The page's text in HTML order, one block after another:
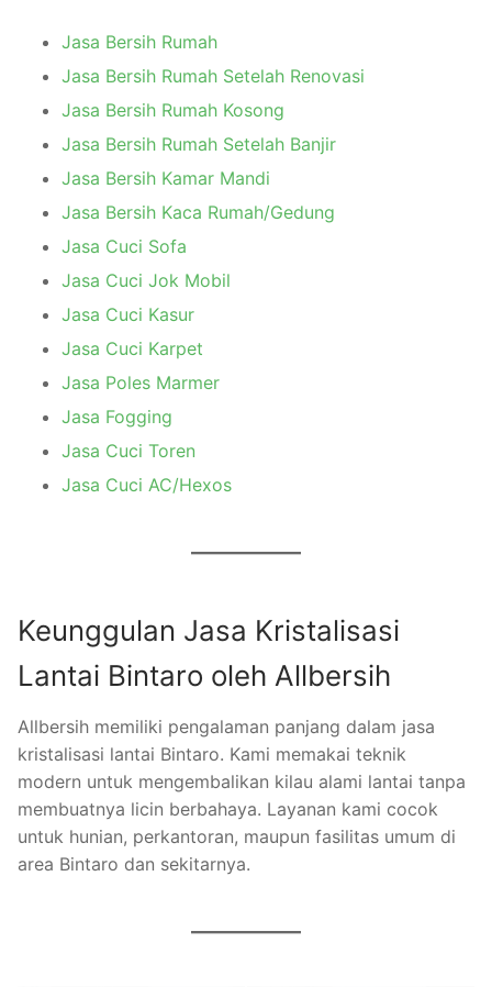
Jasa Bersih Rumah
Jasa Bersih Rumah Setelah Renovasi
Jasa Bersih Rumah Kosong
Jasa Bersih Rumah Setelah Banjir
Jasa Bersih Kamar Mandi
Jasa Bersih Kaca Rumah/Gedung
Jasa Cuci Sofa
Jasa Cuci Jok Mobil
Jasa Cuci Kasur
Jasa Cuci Karpet
Jasa Poles Marmer
Jasa Fogging
Jasa Cuci Toren
Jasa Cuci AC/Hexos
Keunggulan Jasa Kristalisasi
Lantai Bintaro oleh Allbersih
Allbersih memiliki pengalaman panjang dalam jasa
kristalisasi lantai Bintaro. Kami memakai teknik
modern untuk mengembalikan kilau alami lantai tanpa
membuatnya licin berbahaya. Layanan kami cocok
untuk hunian, perkantoran, maupun fasilitas umum di
area Bintaro dan sekitarnya.